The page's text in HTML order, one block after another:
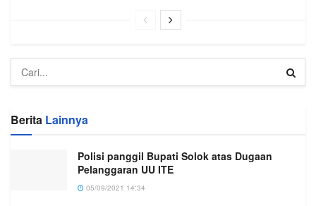
Berita Lainnya
Polisi panggil Bupati Solok atas Dugaan
Pelanggaran UU ITE
05/09/2021 14:34